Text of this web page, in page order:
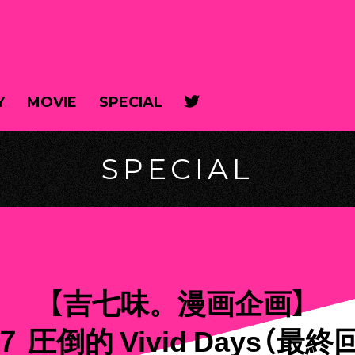
MOVIE SPECIAL
SPECIAL
【吉七味。漫画企画】
圧倒的 Vivid Days（最終